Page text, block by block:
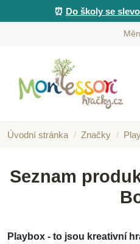
⏰ Do školy se
Úvodní stránka Značky
Seznam
Playbox - to jsou kreativní